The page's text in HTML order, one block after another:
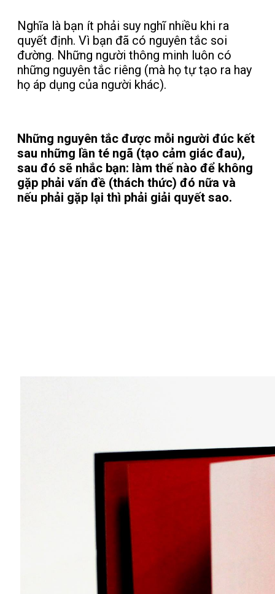
Nghĩa là bạn ít phải suy nghĩ nhiều khi ra
quyết định. Vì bạn đã có nguyên tắc soi
đường. Những người thông minh luôn có
những nguyên tắc riêng (mà họ tự tạo ra hay
họ áp dụng của người khác).
Những nguyên tắc được mỗi người đúc kết
sau những lần té ngã (tạo cảm giác đau),
sau đó sẽ nhắc bạn: làm thế nào để không
gặp phải vấn đề (thách thức) đó nữa và
nếu phải gặp lại thì phải giải quyết sao.